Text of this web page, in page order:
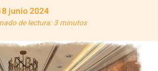
junio 2024
de lectura: 3 minutos